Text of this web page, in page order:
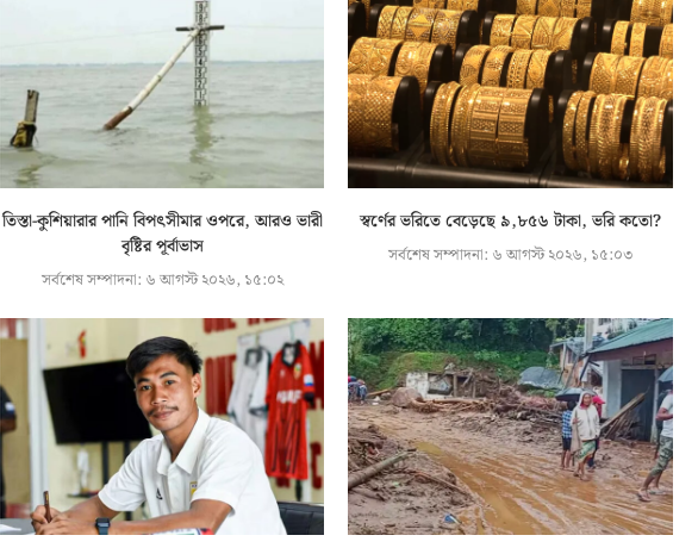
তিস্তা-কুশিয়ারার পানি বিপৎসীমার ওপরে, আরও ভারী
বৃষ্টির পূর্বাভাস
সর্বশেষ সম্পাদনা: ৬ আগস্ট ২০২৬, ১৫:০২
স্বর্ণের ভরিতে বেড়েছে ৯,৮৫৬ টাকা, ভরি কতো?
সর্বশেষ সম্পাদনা: ৬ আগস্ট ২০২৬, ১৫:০৩